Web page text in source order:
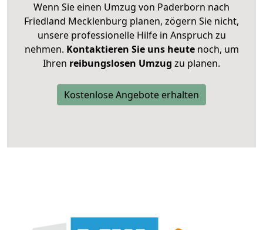
Wenn Sie einen Umzug von Paderborn nach
Friedland Mecklenburg planen, zögern Sie nicht,
unsere professionelle Hilfe in Anspruch zu
nehmen. Kontaktieren Sie uns heutenoch, um
Ihren reibungslosen Umzug zu planen.
Kostenlose Angebote erhalten